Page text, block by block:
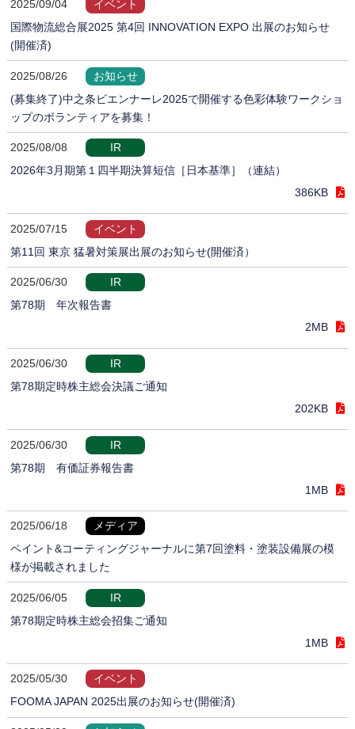
2025/09/04
イベント
国際物流総合展2025 第4回 INNOVATION EXPO 出展のお知らせ
(開催済)
2025/08/26
お知らせ
(募集終了)中之条ビエンナーレ2025で開催する色彩体験ワークショ
ップのボランティアを募集！
2025/08/08
IR
2026年3月期第１四半期決算短信［日本基準］（連結）
386KB
2025/07/15
イベント
第11回 東京 猛暑対策展出展のお知らせ(開催済）
2025/06/30
IR
第78期 年次報告書
2MB
2025/06/30
IR
第78期定時株主総会決議ご通知
202KB
2025/06/30
IR
第78期 有価証券報告書
1MB
2025/06/18
メディア
ペイント&コーティングジャーナルに第7回塗料・塗装設備展の模
様が掲載されました
2025/06/05
IR
第78期定時株主総会招集ご通知
1MB
2025/05/30
イベント
FOOMA JAPAN 2025出展のお知らせ(開催済)